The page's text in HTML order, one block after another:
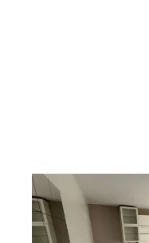
BEZONS 95
67,89 m2
, 3 pièces
Ref : 12172